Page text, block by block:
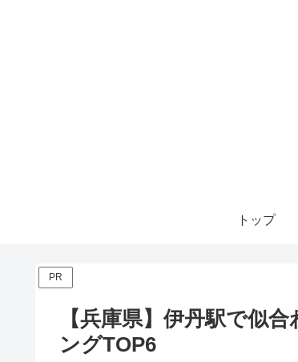
トップ
PR
【兵庫県】伊丹駅で似
ングTOP6